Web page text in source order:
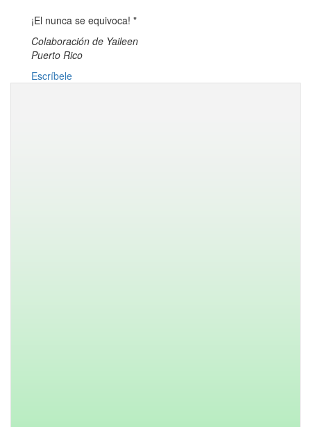
¡El nunca se equivoca! "
Colaboración de Yaileen
Puerto Rico
Escríbele